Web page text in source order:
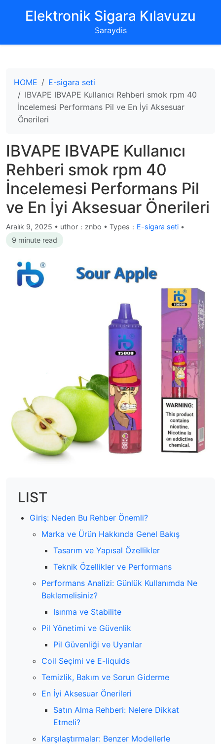
‌Elektronik Sigara Kılavuzu‌
Saraydis
HOME
E-sigara seti
IBVAPE IBVAPE Kullanıcı Rehberi smok rpm 40
İncelemesi Performans Pil ve En İyi Aksesuar
Önerileri
IBVAPE IBVAPE Kullanıcı
Rehberi smok rpm 40
İncelemesi Performans Pil
ve En İyi Aksesuar Önerileri
Aralık 9, 2025 • uthor：znbo • Types： E-sigara seti •
9 minute read
LIST
Giriş: Neden Bu Rehber Önemli?
Marka ve Ürün Hakkında Genel Bakış
Tasarım ve Yapısal Özellikler
Teknik Özellikler ve Performans
Performans Analizi: Günlük Kullanımda Ne
Beklemelisiniz?
Isınma ve Stabilite
Pil Yönetimi ve Güvenlik
Pil Güvenliği ve Uyarılar
Coil Seçimi ve E-liquids
Temizlik, Bakım ve Sorun Giderme
En İyi Aksesuar Önerileri
Satın Alma Rehberi: Nelere Dikkat
Etmeli?
Karşılaştırmalar: Benzer Modellerle